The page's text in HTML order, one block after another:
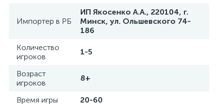
Импортер в РБ
ИП Якосенко А.А., 220104, г.
Минск, ул. Ольшевского 74-
186
Количество
игроков
1-5
Возраст
игроков
8+
Время игры
20-60